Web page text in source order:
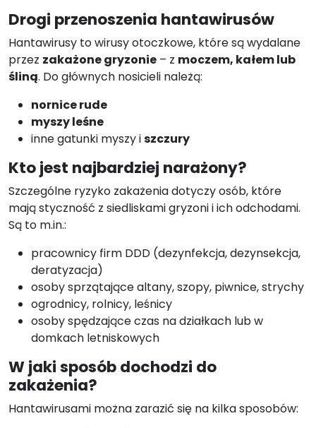
Drogi przenoszenia hantawirusów
Hantawirusy to wirusy otoczkowe, które są wydalane
przez zakażone gryzonie – z moczem, kałem lub
śliną. Do głównych nosicieli należą:
nornice rude
myszy leśne
inne gatunki myszy iszczury
Kto jest najbardziej narażony?
Szczególne ryzyko zakażenia dotyczy osób, które
mają styczność z siedliskami gryzoni i ich odchodami.
Są to m.in.:
pracownicy firm DDD (dezynfekcja, dezynsekcja,
deratyzacja)
osoby sprzątające altany, szopy, piwnice, strychy
ogrodnicy, rolnicy, leśnicy
osoby spędzające czas na działkach lub w
domkach letniskowych
W jaki sposób dochodzi do
zakażenia?
Hantawirusami można zarazić się na kilka sposobów: